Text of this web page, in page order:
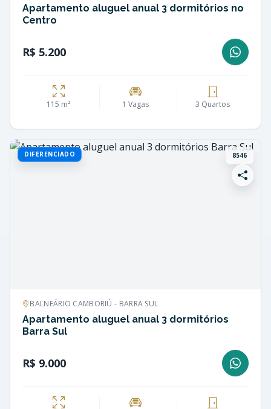
Apartamento aluguel anual 3 dormitórios no
Centro
R$ 5.200
115 m² 1 Vagas 3 Quartos
DIFERENCIADO 8546
BALNEÁRIO CAMBORIÚ - BARRA SUL
Apartamento aluguel anual 3 dormitórios
Barra Sul
R$ 9.000